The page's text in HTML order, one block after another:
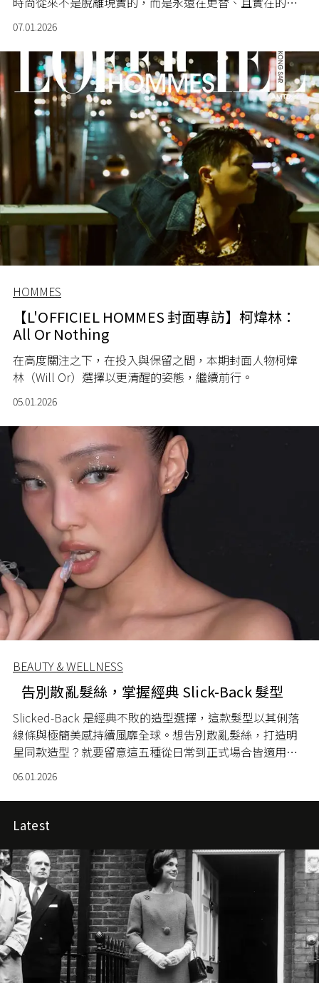
化對話。
07.01.2026
HOMMES
【L'OFFICIEL HOMMES 封面專訪】柯煒林：
All Or Nothing
在高度關注之下，在投入與保留之間，本期封面人物柯煒
林（Will Or）選擇以更清醒的姿態，繼續前行。
05.01.2026
BEAUTY & WELLNESS
告別散亂髮絲，掌握經典 Slick-Back 髮型
Slicked-Back 是經典不敗的造型選擇，這款髮型以其俐落
線條與極簡美感持續風靡全球。想告別散亂髮絲，打造明
星同款造型？就要留意這五種從日常到正式場合皆適用的
Slick-Back 造型了！
06.01.2026
Latest